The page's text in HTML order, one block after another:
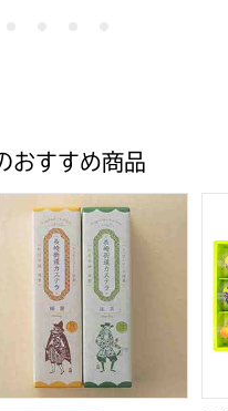
おすすめ商品
ら【年間ギフト】
谷本舗 長崎カステラ詰合せ